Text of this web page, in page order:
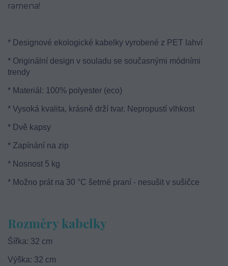
ramena!
* Designové ekologické kabelky vyrobené z PET lahví
* Originální design v souladu se současnými módními
trendy
* Materiál: 100% polyester (eco)
* Vysoká kvalita, krásně drží tvar. Nepropustí vlhkost
* Dvě kapsy
* Zapínání na zip
* Nosnost 5 kg
* Možno prát na 30 °C šetrné praní - nesušit v sušičce
Rozměry kabelky
Šířka: 32 cm
Výška: 32 cm